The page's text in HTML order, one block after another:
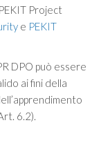
Project
e PEKIT
DPO può essere
ai fini della
6.2).